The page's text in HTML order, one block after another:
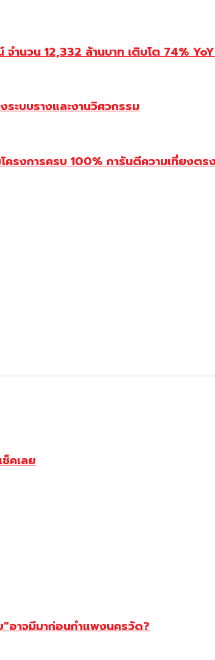
นวน 12,332 ล้านบาท เติบโต 74%
ะบบรางและงานวิศวกรรม
รงการครบ 100% การันตีความเที่ยงตร
คเลย
อาจมีมาก่อนกำแพงนครวัด?